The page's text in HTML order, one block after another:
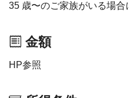
35 歳〜のご家族がいる場合
金額
HP参照